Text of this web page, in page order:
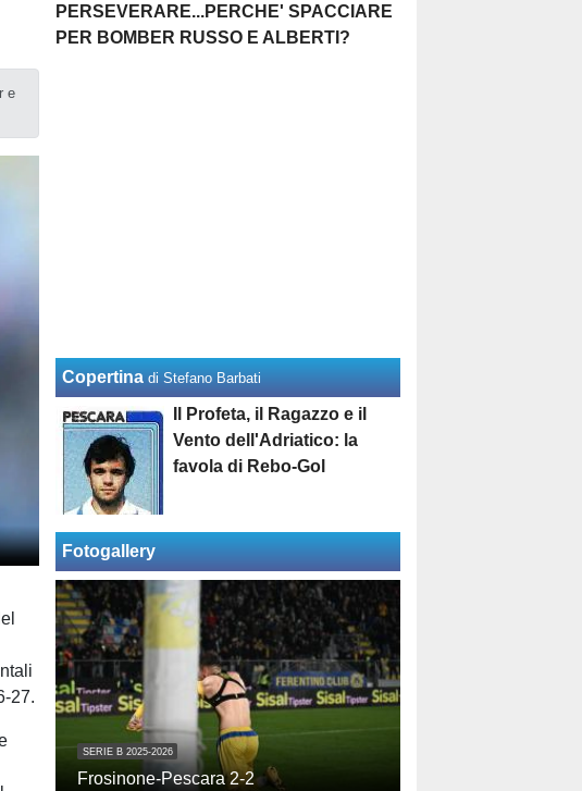
e
27.
PERSEVERARE...PERCHE' SPACCIARE
PER BOMBER RUSSO E ALBERTI?
Copertina di Stefano Barbati
Il Profeta, il Ragazzo e il
Vento dell'Adriatico: la
favola di Rebo-Gol
Fotogallery
SERIE B 2025-2026
Frosinone-Pescara 2-2